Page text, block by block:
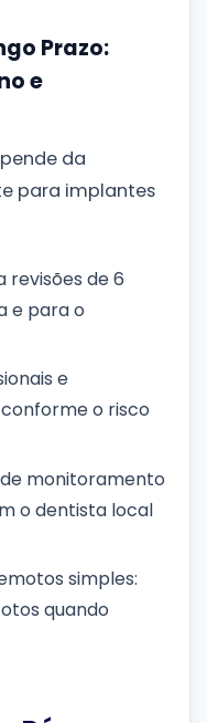
Prazo:
e
da
para implantes
de 6
e para o
e
o risco
monitoramento
o dentista local
simples:
quando